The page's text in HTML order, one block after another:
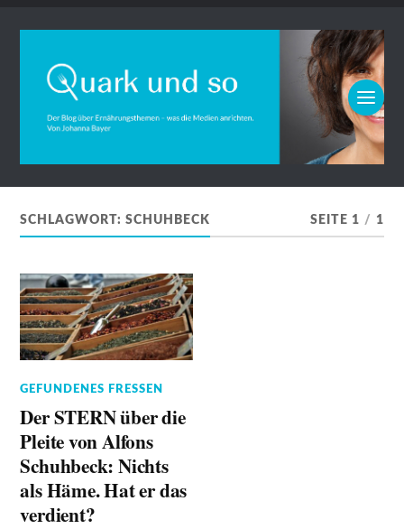
SCHLAGWORT:SCHUHBECK SEITE 1 / 1
GEFUNDENES FRESSEN
Der STERN über die
Pleite von Alfons
Schuhbeck: Nichts
als Häme. Hat er das
verdient?